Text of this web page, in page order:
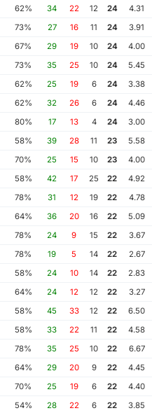
62% 34 22 12 24
4.31
73% 27 16 11 24
3.91
67% 29 19 10 24
4.00
73% 35 25 10 24
5.45
62% 25 19 6 24
3.38
62% 32 26 6 24
4.46
80% 17 13 4 24
3.00
58% 39 28 11 23
5.58
70% 25 15 10 23
4.00
58% 42 17 25 22
4.92
78% 31 12 19 22
4.78
64% 36 20 16 22
5.09
78% 24 9 15 22
3.67
78% 19 5 14 22
2.67
58% 24 10 14 22
2.83
64% 24 12 12 22
3.27
58% 45 33 12 22
6.50
58% 33 22 11 22
4.58
78% 35 25 10 22
6.67
64% 29 20 9 22
4.45
70% 25 19 6 22
4.40
54% 28 22 6 22
3.85